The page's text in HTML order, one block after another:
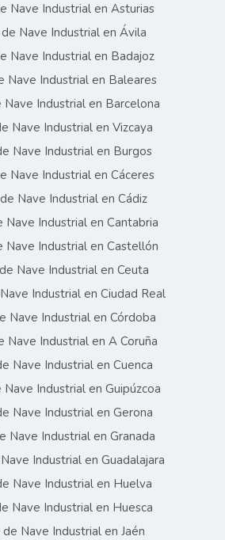
Nave Industrial en Asturias
Nave Industrial en Ávila
Nave Industrial en Badajoz
Nave Industrial en Baleares
Nave Industrial en Barcelona
Nave Industrial en Vizcaya
Nave Industrial en Burgos
Nave Industrial en Cáceres
Nave Industrial en Cádiz
Nave Industrial en Cantabria
Nave Industrial en Castellón
Nave Industrial en Ceuta
Industrial en Ciudad Real
Nave Industrial en Córdoba
Nave Industrial en A Coruña
Nave Industrial en Cuenca
Nave Industrial en Guipúzcoa
Nave Industrial en Gerona
Nave Industrial en Granada
Industrial en Guadalajara
Nave Industrial en Huelva
Nave Industrial en Huesca
Nave Industrial en Jaén